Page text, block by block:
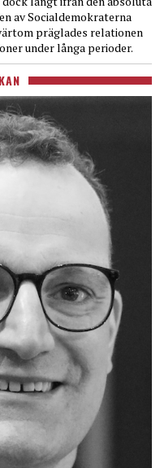
av Socialdemokraterna
präglades relationen
under långa perioder.